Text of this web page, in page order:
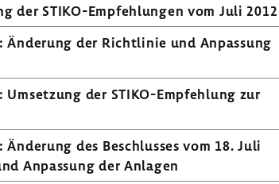
der STIKO-​Empfehlungen vom Juli 2012
der Richt­linie und Anpas­sung
der STIKO-​Empfehlung zur
des Beschlusses vom 18. Juli
Anpas­sung der Anlagen